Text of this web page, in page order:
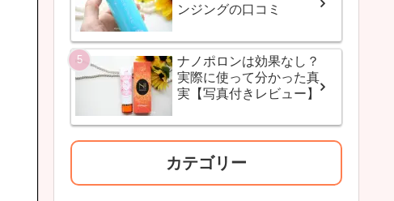
ンジングの口コミ
ナノポロンは効果なし？
実際に使って分かった真
実【写真付きレビュー】
カテゴリー